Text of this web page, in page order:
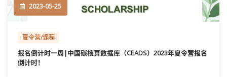
2023-05-25
夏令营/课程
报名倒计时一周|中国碳核算数据库（CEADS）2023年夏令营报名
倒计时！